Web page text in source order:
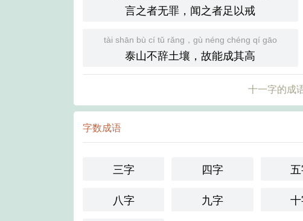
言之者无罪，闻之者足以戒
tài shān bù cí tǔ rǎng，gù néng chéng qí gāo
泰山不辞土壤，故能成其高
十一字的成
字数成语
三字 四字
八字
九字